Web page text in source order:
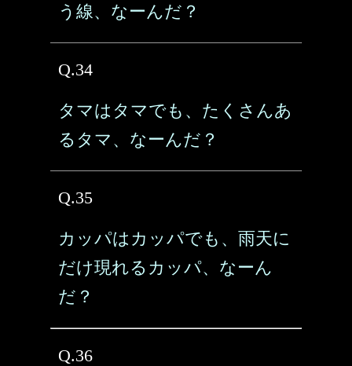
う線、なーんだ？
Q.34
タマはタマでも、たくさんあ
るタマ、なーんだ？
Q.35
カッパはカッパでも、雨天に
だけ現れるカッパ、なーん
だ？
Q.36